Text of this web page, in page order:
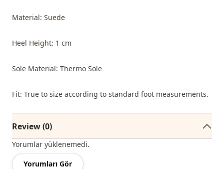
Material: Suede
Heel Height: 1 cm
Sole Material: Thermo Sole
Fit: True to size according to standard foot measurements.
Review (0)
Yorumlar yüklenemedi.
Yorumları Gör